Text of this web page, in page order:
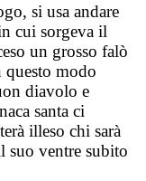
si usa andare
cui sorgeva il
un grosso falò
modo
diavolo e
santa ci
illeso chi sarà
suo ventre subito